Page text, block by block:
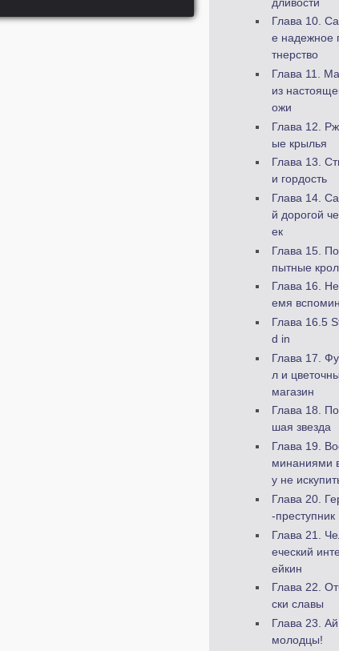
дливости
Глава 10.
е надежное
тнерство
Глава 11.
из
ожи
Глава 12.
ые крылья
Глава 13.
и гордость
Глава 14.
й дорогой
ек
Глава 15.
пытные
Глава 16.
емя
Глава 16.5
d in
Глава 17.
л и
магазин
Глава 18.
шая звезда
Глава 19.
минаниями
у не
Глава 20.
-преступник
Глава 21.
еческий
ейкин
Глава 22.
ски славы
Глава 23.
молодцы!